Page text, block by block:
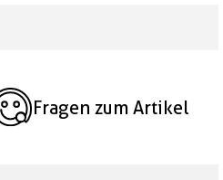
Fragen zum Artikel